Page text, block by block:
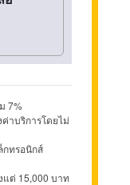
7%
าบริการโดยไม่
กทรอนิกส์
แต่ 15,000 บาท